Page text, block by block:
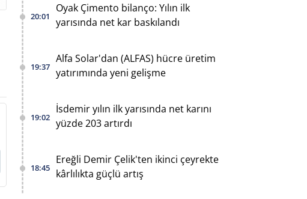
20:01
Oyak Çimento bilanço: Yılın ilk
yarısında net kar baskılandı
19:37
Alfa Solar'dan (ALFAS) hücre üretim
yatırımında yeni gelişme
19:02
İsdemir yılın ilk yarısında net karını
yüzde 203 artırdı
18:45
Ereğli Demir Çelik'ten ikinci çeyrekte
kârlılıkta güçlü artış